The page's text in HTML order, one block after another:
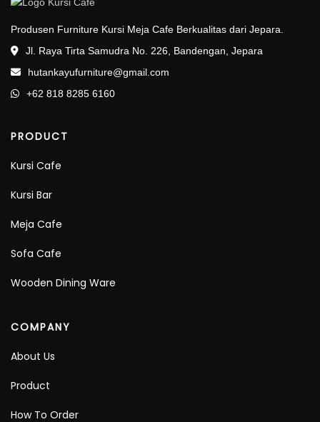
Produsen Furniture Kursi Meja Cafe Berkualitas dari Jepara.
Jl. Raya Tirta Samudra No. 226, Bandengan, Jepara
hutankayufurniture@gmail.com
+62 818 8285 6160
PRODUCT
Kursi Cafe
Kursi Bar
Meja Cafe
Sofa Cafe
Wooden Dining Ware
COMPANY
About Us
Product
How To Order